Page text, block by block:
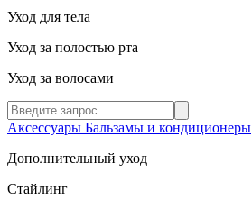
Уход для тела
Уход за полостью рта
Уход за волосами
Аксессуары Бальзамы и кондиционеры
Дополнительный уход
Стайлинг